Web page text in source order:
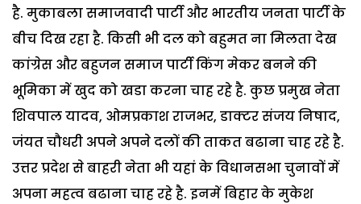
है. मुकाबला समाजवादी पार्टी और भारतीय जनता पार्टी के
बीच दिख रहा है. किसी भी दल को बहुमत ना मिलता देख
कांग्रेस और बहुजन समाज पार्टी किंग मेकर बनने की
भूमिका में खुद को खडा करना चाह रहे है. कुछ प्रमुख नेता
शिवपाल यादव, ओमप्रकाश राजभर, डाक्टर संजय निषाद,
जंयत चौधरी अपने अपने दलों की ताकत बढाना चाह रहे है.
उत्तर प्रदेश से बाहरी नेता भी यहां के विधानसभा चुनावों में
अपना महत्व बढाना चाह रहे है. इनमें बिहार के मुकेश